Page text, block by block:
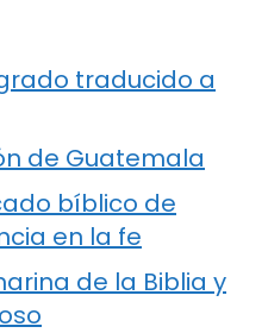
traducido a
de Guatemala
bíblico de
en la fe
de la Biblia y